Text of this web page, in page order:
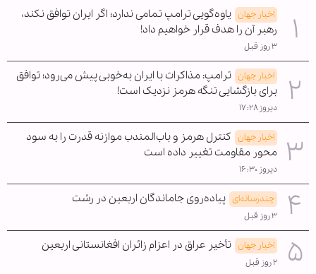
اخبار جهان یاوه‌گویی ترامپ تمامی ندارد؛ اگر ایران توافق نکند،
رهبر آن را هدف قرار خواهیم داد!
۳ روز قبل
اخبار جهان ترامپ: مذاکرات با ایران به‌خوبی پیش می‌رود؛ توافق
برای بازگشایی تنگه هرمز نزدیک است!
دیروز ۱۷:۲۸
اخبار جهان کنترل هرمز و باب‌المندب موازنه قدرت را به سود
محور مقاومت تغییر داده است
دیروز ۱۶:۳۰
چندرسانه‌ای پیاده‌روی جاماندگان اربعین در رشت
۳ روز قبل
اخبار جهان تأخیر عراق در اعزام زائران افغانستانی اربعین
۲ روز قبل